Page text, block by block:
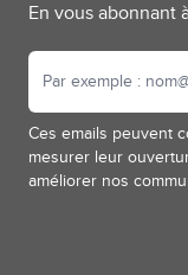
En vous abonnant
Ces emails peuvent
mesurer leur
améliorer nos